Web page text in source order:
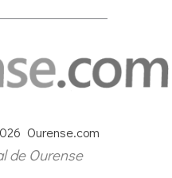
Ourense.com
de Ourense